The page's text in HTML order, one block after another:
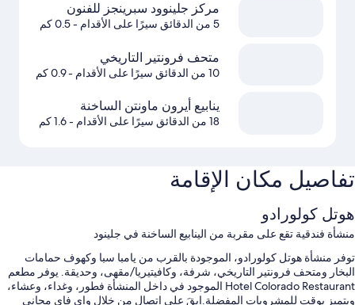
مركز جلينوود سبرينجز للفنون
5 من الدقائق سيرًا على الأقدام - 0.5 كم
متحف فرونتير التاريخي
10 من الدقائق سيرًا على الأقدام - 0.9 كم
ينابيع أيرون ماونتن الساخنة
18 من الدقائق سيرًا على الأقدام - 1.6 كم
تفاصيل مكان الإقامة
هوتل كولورادو
منشأة فندقية تقع على مقربة من الينابيع الساخنة في جلينود
توفر منشأة هوتل كولورادو، الموجودة بالقرب من يامبا سبا وكهوف حمامات
البخار ومتحف فرونتير التاريخي، شرفة، وكافيتيريا/مقهى، وحديقة. يوفر مطعم
Hotel Colorado Restaurant الموجود في داخل المنشأة فطور، وغداء، وعشاء،
ويتميز بوقت للمشروبات المفضلة.ابقَ على اتصال من خلال واي فاي مجاني